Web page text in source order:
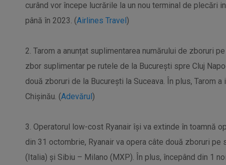
curând vor începe lucrările la un nou terminal de plecări
până în 2023. (Airlines Travel)
2. Tarom a anunțat suplimentarea numărului de zboruri
zbor suplimentar pe rutele de la București spre Cluj
două zboruri de la București la Suceava. În plus, Tarom
Chișinău. (Adevărul)
3. Operatorul low-cost Ryanair își va extinde în toamnă
din 31 octombrie, Ryanair va opera câte două zboruri
(Italia) și Sibiu – Milano (MXP). În plus, începând din 1